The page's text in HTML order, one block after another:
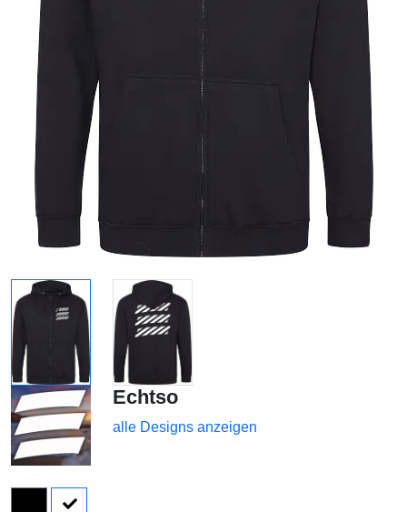
Echtso
alle Designs anzeigen